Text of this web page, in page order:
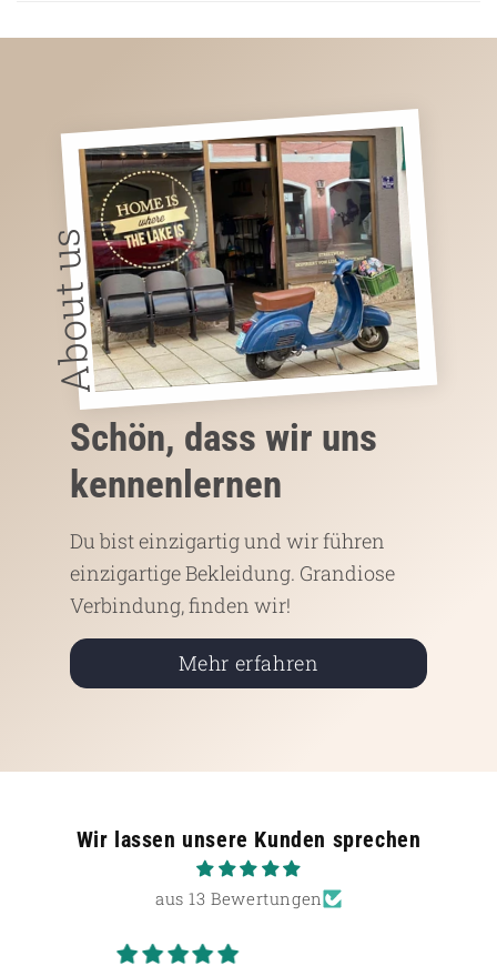
About us
Schön, dass wir uns
kennenlernen
Du bist einzigartig und wir führen
einzigartige Bekleidung. Grandiose
Verbindung, finden wir!
Mehr erfahren
Wir lassen unsere Kunden sprechen
aus 13 Bewertungen